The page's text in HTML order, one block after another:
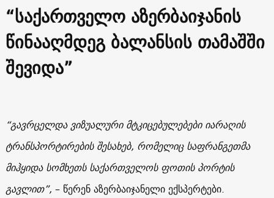
“საქართველო აზერბაიჯანის
წინააღმდეგ ბალანსის თამაშში
შევიდა”
“გავრცელდა ვიზუალური მტკიცებულებები იარაღის
ტრანსპორტირების შესახებ, რომელიც საფრანგეთმა
მიჰყიდა სომხეთს საქართველოს ფოთის პორტის
გავლით”, – წერენ აზერბაიჯანელი ექსპერტები.